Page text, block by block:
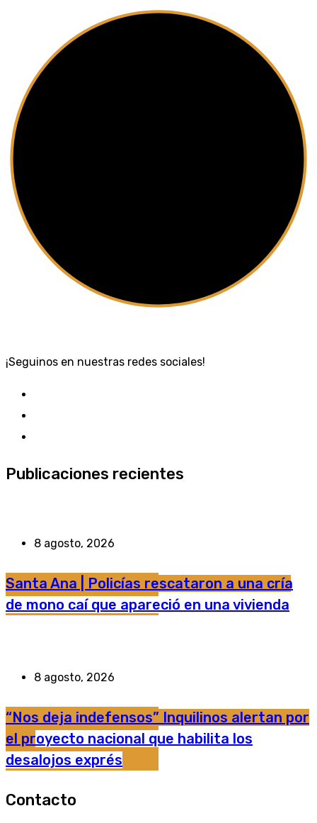
¡Seguinos en nuestras redes sociales!
Publicaciones recientes
8 agosto, 2026
Santa Ana | Policías rescataron a una cría
de mono caí que apareció en una vivienda
8 agosto, 2026
“Nos deja indefensos” Inquilinos alertan por
el proyecto nacional que habilita los
desalojos exprés
Contacto